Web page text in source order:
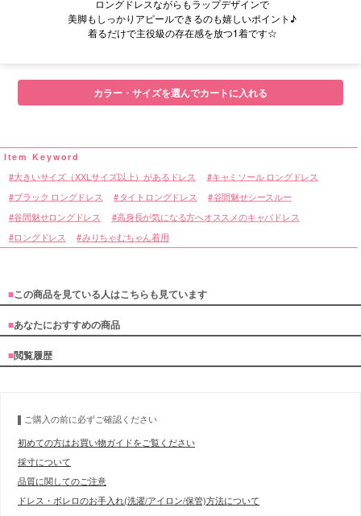
ロングドレスながらもラップデザインで
美脚もしっかりアピールできるのも嬉しいポイント♪
着るだけで主役級の存在感を放つ1着です☆
カラー・サイズを選んでカートに入れる
大きいサイズ（XXLサイズ以上）があるドレス キャミソール ロングドレス
ブラック ロングドレス タイトロングドレス 谷間魅せシースルー
谷間魅せロングドレス
高身長が気になる方へオススメのキャバドレス
ロングドレス
みりちゃむちゃん着用
■この商品を見ている人はこちらも見ています
■あなたにおすすめの商品
■閲覧履歴
ご購入の前に必ずご確認ください
初めての方はお買い物ガイドをご覧ください
採寸について
品質に関してのご注意
ドレス・ボレロのお手入れ(洗濯/アイロン/保管)方法について